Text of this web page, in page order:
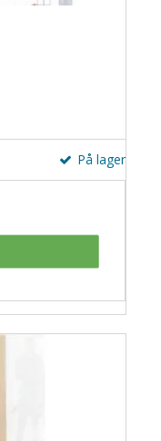
På lager